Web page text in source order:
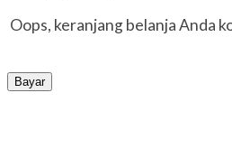
Oops, keranjang belanja Anda
Bayar